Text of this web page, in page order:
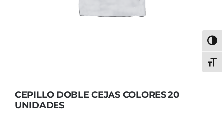
CEPILLO DOBLE CEJAS COLORES 20
UNIDADES